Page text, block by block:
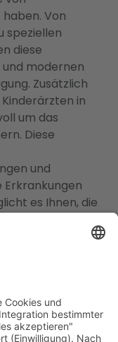
Von
speziellen
diese
modernen
Zusätzlich
in
um das
Diese
und
es Ihnen, die
Familie in
Sie auf
und die Ihrer